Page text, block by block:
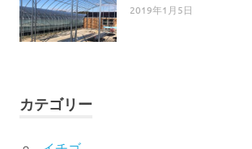
2019年1月5日
カテゴリー